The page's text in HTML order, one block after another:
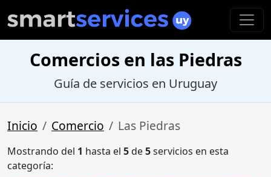
Comercios en las Piedras
Guía de servicios en Uruguay
Inicio Comercio Las Piedras
Mostrando del 1 hasta el 5de5servicios en esta
categoría: